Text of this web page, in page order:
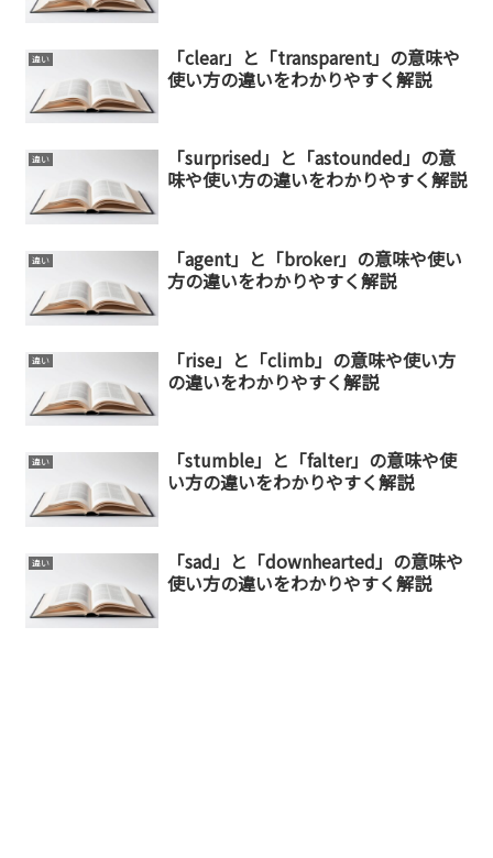
違い
「clear」と「transparent」の意味や
使い方の違いをわかりやすく解説
違い
「surprised」と「astounded」の意
味や使い方の違いをわかりやすく解説
違い
「agent」と「broker」の意味や使い
方の違いをわかりやすく解説
違い
「rise」と「climb」の意味や使い方
の違いをわかりやすく解説
違い
「stumble」と「falter」の意味や使
い方の違いをわかりやすく解説
違い
「sad」と「downhearted」の意味や
使い方の違いをわかりやすく解説